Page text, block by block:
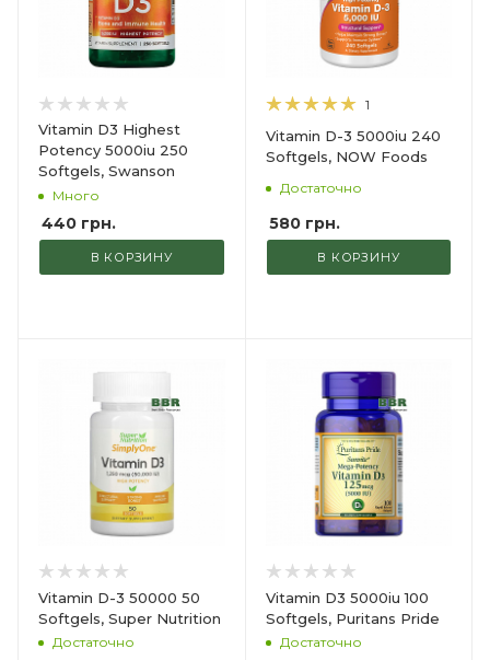
Vitamin D3 Highest
Potency 5000iu 250
Softgels, Swanson
Много
440 грн.
В КОРЗИНУ
1
Vitamin D-3 5000iu 240
Softgels, NOW Foods
Достаточно
580грн.
В КОРЗИНУ
Vitamin D-3 50000 50
Softgels, Super Nutrition
Достаточно
Vitamin D3 5000iu 100
Softgels, Puritans Pride
Достаточно